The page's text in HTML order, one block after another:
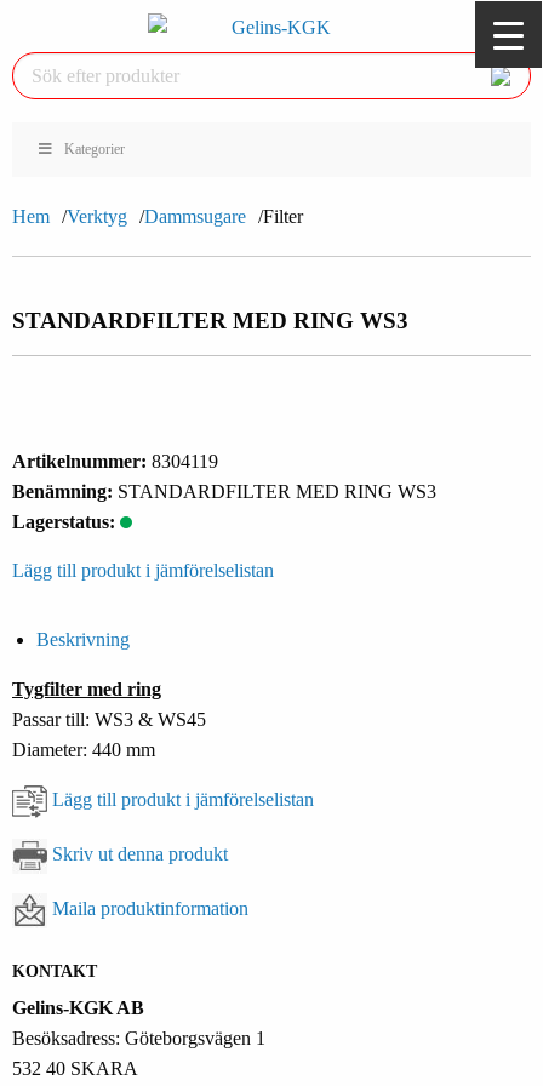
Kategorier
Hem Verktyg Dammsugare Filter
STANDARDFILTER MED RING WS3
Artikelnummer: 8304119
Benämning: STANDARDFILTER MED RING WS3
Lagerstatus:
Lägg till produkt i jämförelselistan
Beskrivning
Tygfilter med ring
Passar till: WS3 & WS45
Diameter: 440 mm
Lägg till produkt i jämförelselistan
Skriv ut denna produkt
Maila produktinformation
KONTAKT
Gelins-KGK AB
Besöksadress: Göteborgsvägen 1
532 40 SKARA